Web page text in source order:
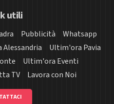
utili
Pubblicità
Whatsapp
Ultim'ora Pavia
Ultim'ora Eventi
TV Lavora con Noi